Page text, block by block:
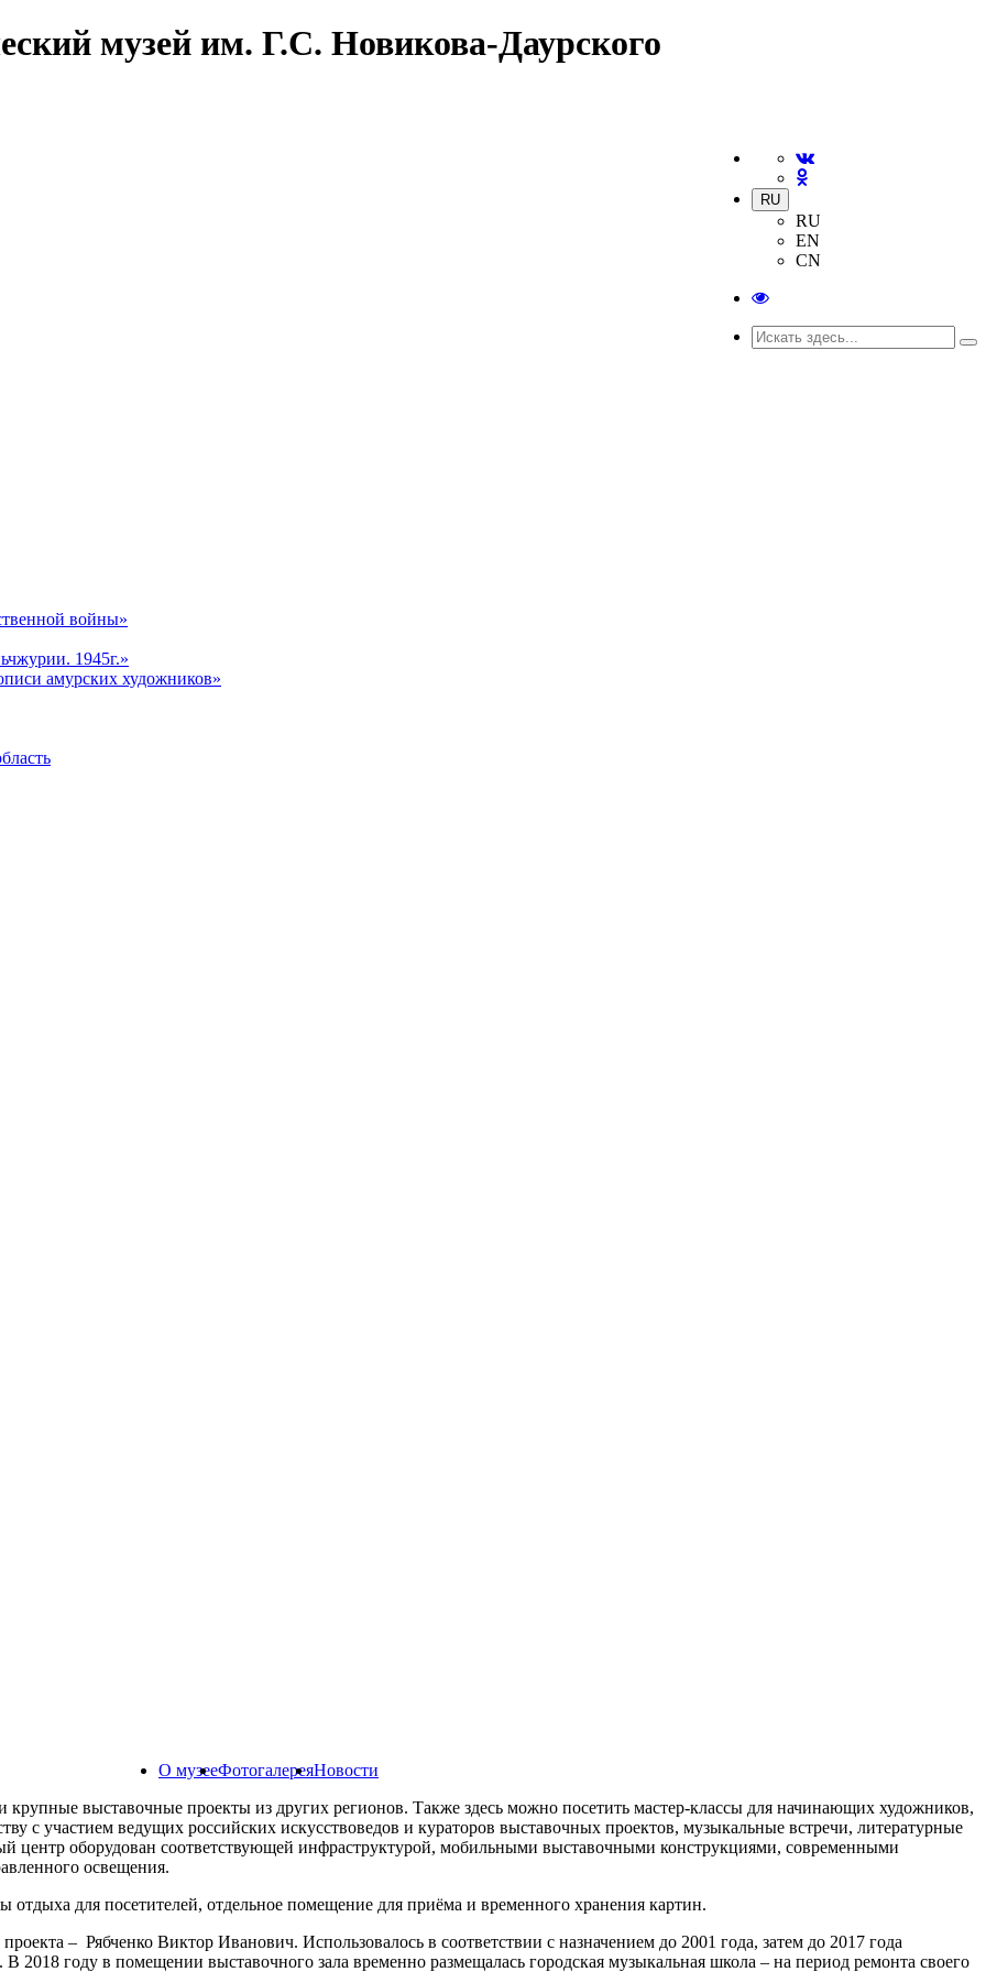
музей им. Г.С. Новикова-Даурского
RU
RU
EN
CN
войны»
1945г.»
амурских художников»
О музееФотогалереяНовости
крупные выставочные проекты из других регионов. Также здесь можно посетить мастер-классы для начинающих художников,
с участием ведущих российских искусствоведов и кураторов выставочных проектов, музыкальные встречи, литературные
центр оборудован соответствующей инфраструктурой, мобильными выставочными конструкциями, современными
освещения.
для посетителей, отдельное помещение для приёма и временного хранения картин.
– Рябченко Виктор Иванович. Использовалось в соответствии с назначением до 2001 года, затем до 2017 года
2018 году в помещении выставочного зала временно размещалась городская музыкальная школа – на период ремонта своего